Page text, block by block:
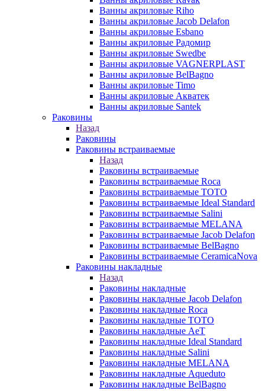
Ванны акриловые Riho
Ванны акриловые Jacob Delafon
Ванны акриловые Esbano
Ванны акриловые Радомир
Ванны акриловые Swedbe
Ванны акриловые VAGNERPLAST
Ванны акриловые BelBagno
Ванны акриловые Timo
Ванны акриловые Акватек
Ванны акриловые Santek
Раковины
Назад
Раковины
Раковины встраиваемые
Назад
Раковины встраиваемые
Раковины встраиваемые Roca
Раковины встраиваемые TOTO
Раковины встраиваемые Ideal Standard
Раковины встраиваемые Salini
Раковины встраиваемые MELANA
Раковины встраиваемые Jacob Delafon
Раковины встраиваемые BelBagno
Раковины встраиваемые CeramicaNova
Раковины накладные
Назад
Раковины накладные
Раковины накладные Jacob Delafon
Раковины накладные Roca
Раковины накладные TOTO
Раковины накладные AeT
Раковины накладные Ideal Standard
Раковины накладные Salini
Раковины накладные MELANA
Раковины накладные Aqueduto
Раковины накладные BelBagno